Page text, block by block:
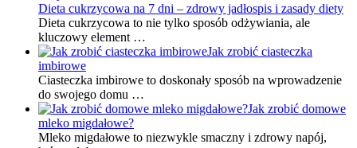
Dieta cukrzycowa na 7 dni – zdrowy jadłospis i zasady diety
Dieta cukrzycowa to nie tylko sposób odżywiania, ale
kluczowy element …
Jak zrobić ciasteczka
imbirowe
Ciasteczka imbirowe to doskonały sposób na wprowadzenie
do swojego domu …
Jak zrobić domowe
mleko migdałowe?
Mleko migdałowe to niezwykle smaczny i zdrowy napój,